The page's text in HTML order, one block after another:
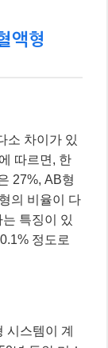
액형
소 차이가 있
따르면, 한
27%, AB형
의 비율이 다
특징이 있
정도로
시스템이 계